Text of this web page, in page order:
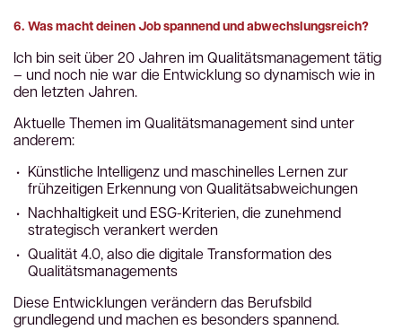
6. Was macht deinen Job spannend und abwechslungsreich?
Ich bin seit über 20 Jahren im Qualitätsmanagement tätig
– und noch nie war die Entwicklung so dynamisch wie in
den letzten Jahren.
Aktuelle Themen im Qualitätsmanagement sind unter
anderem:
Künstliche Intelligenz und maschinelles Lernen zur
frühzeitigen Erkennung von Qualitätsabweichungen
Nachhaltigkeit und ESG-Kriterien, die zunehmend
strategisch verankert werden
Qualität 4.0, also die digitale Transformation des
Qualitätsmanagements
Diese Entwicklungen verändern das Berufsbild
grundlegend und machen es besonders spannend.